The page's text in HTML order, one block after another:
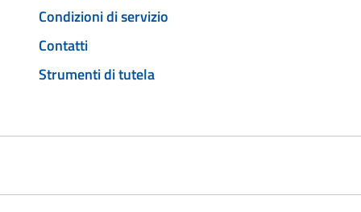
Condizioni di servizio
Contatti
Strumenti di tutela